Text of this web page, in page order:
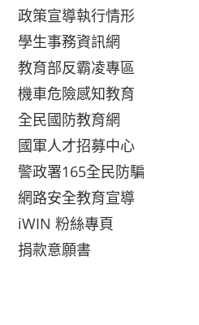
政策宣導執行情形
學生事務資訊網
教育部反霸凌專區
機車危險感知教育
全民國防教育網
國軍人才招募中心
警政署165全民防騙
網路安全教育宣導
iWIN 粉絲專頁
捐款意願書